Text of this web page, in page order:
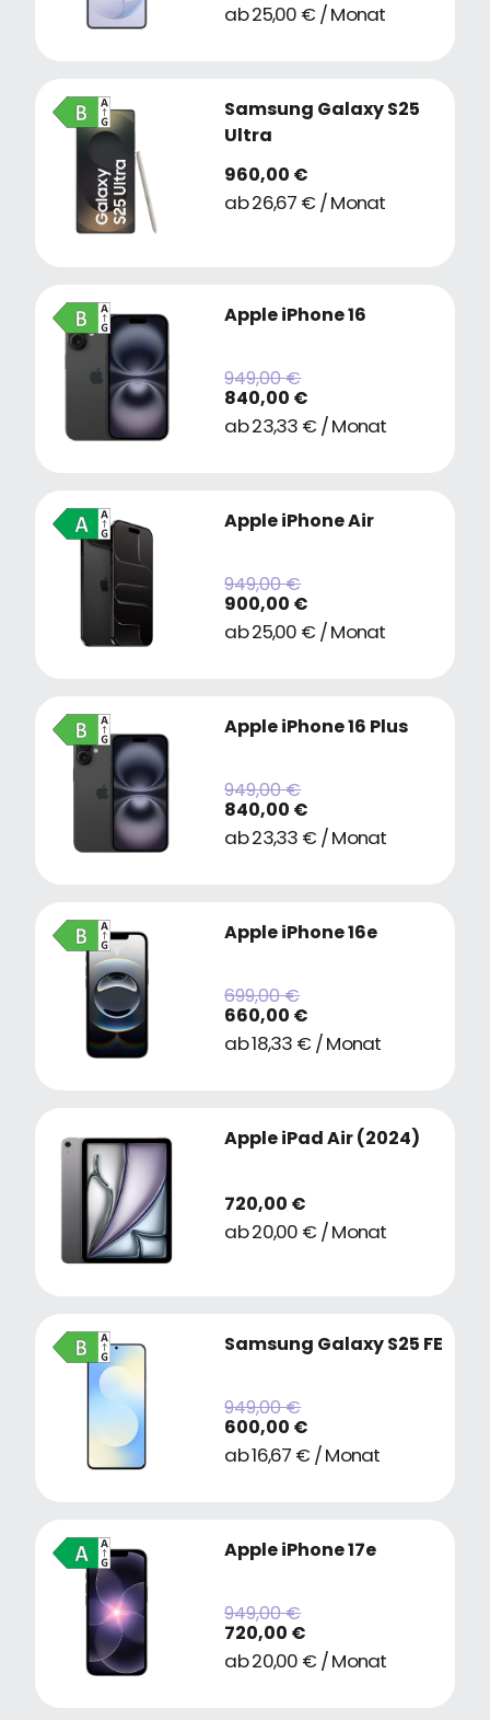
ab 25,00 € / Monat
Samsung Galaxy S25
Ultra
960,00 €
ab 26,67 € / Monat
Apple iPhone 16
949,00 €
840,00 €
ab 23,33 € / Monat
Apple iPhone Air
949,00 €
900,00 €
ab 25,00 € / Monat
Apple iPhone 16 Plus
949,00 €
840,00 €
ab 23,33 € / Monat
Apple iPhone 16e
699,00 €
660,00 €
ab 18,33 € / Monat
Apple iPad Air (2024)
720,00 €
ab 20,00 € / Monat
Samsung Galaxy S25 FE
949,00 €
600,00 €
ab 16,67 € / Monat
Apple iPhone 17e
949,00 €
720,00 €
ab 20,00 € / Monat